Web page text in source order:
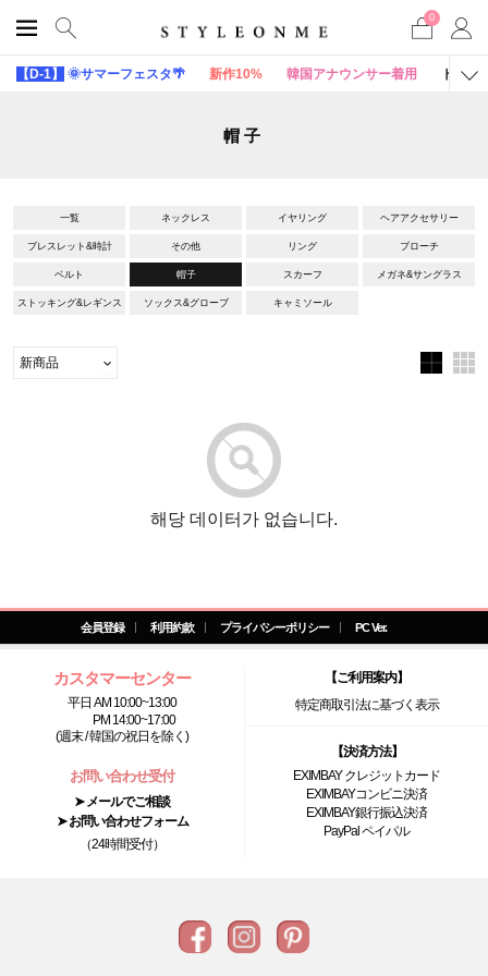
0
【D-1】 🌞サマーフェスタ🌴 新作10% 韓国アナウンサー着用 トップ
帽子
一覧 ネックレス イヤリング ヘアアクセサリー
ブレスレット&時計 その他 リング ブローチ
ベルト 帽子 スカーフ メガネ&サングラス
ストッキング&レギンス ソックス&グローブ キャミソール
해당 데이터가 없습니다.
会員登録 利用約款 プライバシーポリシー PC Ver.
カスタマーセンター
平日 AM 10:00~13:00
PM 14:00~17:00
(週末 / 韓国の祝日を除く)
お問い合わせ受付
➤ メールでご相談
➤ お問い合わせフォーム
（24時間受付）
【ご利用案内】
特定商取引法に基づく表示
【決済方法】
EXIMBAY クレジットカード
EXIMBAYコンビニ決済
EXIMBAY銀行振込決済
PayPal ペイパル